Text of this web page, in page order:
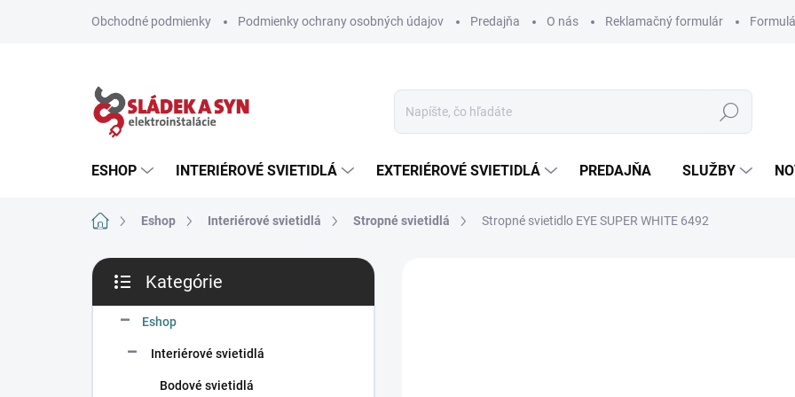
Obchodné podmienky Podmienky ochrany osobných údajov Predajňa O nás Reklamačný formulár
Hľadať
ESHOP INTERIÉROVÉ SVIETIDLÁ EXTERIÉROVÉ SVIETIDLÁ PREDAJŇA SLUŽBY
DomovEshop Interiérové svietidlá Stropné svietidlá Stropné svietidlo EYE SUPER WHITE 6492
B
č
kategórie
Kategórie
Eshop
Interiérové svietidlá
Bodové svietidlá